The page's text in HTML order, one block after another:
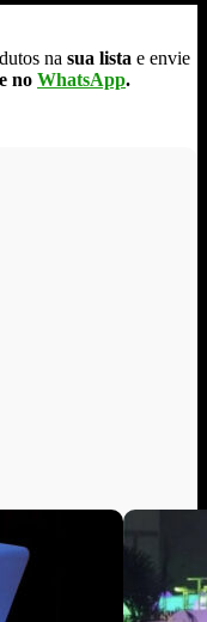
na sua lista e envie
no WhatsApp.